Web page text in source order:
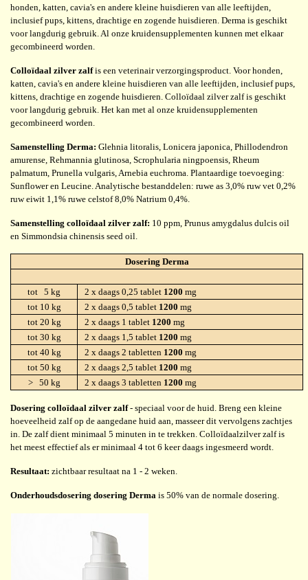
honden, katten, cavia's en andere kleine huisdieren van alle leeftijden,
inclusief pups, kittens, drachtige en zogende huisdieren. Derma is geschikt
voor langdurig gebruik. Al onze kruidensupplementen kunnen met elkaar
gecombineerd worden.
Colloïdaal zilver zalfis een veterinair verzorgingsproduct. Voor honden,
katten, cavia's en andere kleine huisdieren van alle leeftijden, inclusief pups,
kittens, drachtige en zogende huisdieren. Colloïdaal zilver zalf is geschikt
voor langdurig gebruik. Het kan met al onze kruidensupplementen
gecombineerd worden.
Samenstelling Derma: Glehnia litoralis, Lonicera japonica, Phillodendron
amurense, Rehmannia glutinosa, Scrophularia ningpoensis, Rheum
palmatum, Prunella vulgaris, Arnebia euchroma. Plantaardige toevoeging:
Sunflower en Leucine. Analytische bestanddelen: ruwe as 3,0% ruw vet 0,2%
ruw eiwit 1,1% ruwe celstof 8,0% Natrium 0,4%.
Samenstelling colloïdaal zilver zalf: 10 ppm, Prunus amygdalus dulcis oil
en Simmondsia chinensis seed oil.
Dosering Derma
tot 5 kg 2 x daags 0,25 tablet 1200 mg
tot 10 kg
2 x daags 0,5 tablet 1200 mg
tot 20 kg
2 x daags 1 tablet 1200 mg
tot 30 kg
2 x daags 1,5 tablet 1200 mg
tot 40 kg
2 x daags 2 tabletten 1200 mg
tot 50 kg
2 x daags 2,5 tablet 1200 mg
> 50 kg
2 x daags 3 tabletten 1200 mg
Dosering colloïdaal zilver zalf- speciaal voor de huid. Breng een kleine
hoeveelheid zalf op de aangedane huid aan, masseer dit vervolgens zachtjes
in. De zalf dient minimaal 5 minuten in te trekken. Colloïdaalzilver zalf is
het meest effectief als er minimaal 4 tot 6 keer daags ingesmeerd wordt.
Resultaat: zichtbaar resultaat na 1 - 2 weken.
Onderhoudsdosering dosering Derma is 50% van de normale dosering.